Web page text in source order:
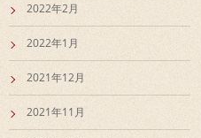
2022年2月
2022年1月
2021年12月
2021年11月